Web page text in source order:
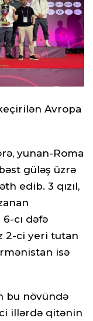
Avropa
yunan-Roma
güləş üzrə
edib. 3 qızıl,
cı dəfə
2-ci yeri tutan
isə
bu növündə
ci illərdə qitənin